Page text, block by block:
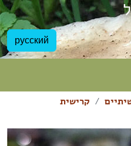
русский
קרישית